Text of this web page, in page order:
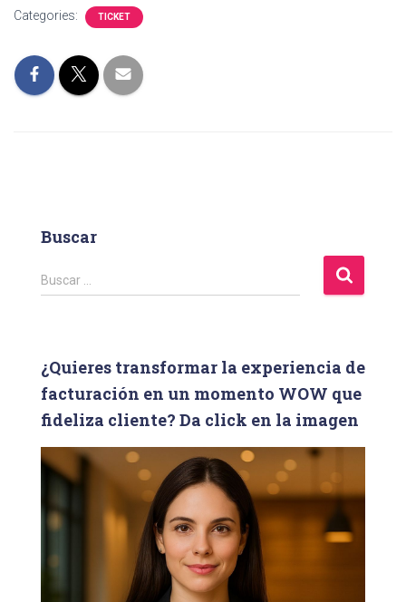
Categories: TICKET
Buscar
B
u
r
:
Buscar …
¿Quieres transformar la experiencia de
facturación en un momento WOW que
fideliza cliente? Da click en la imagen